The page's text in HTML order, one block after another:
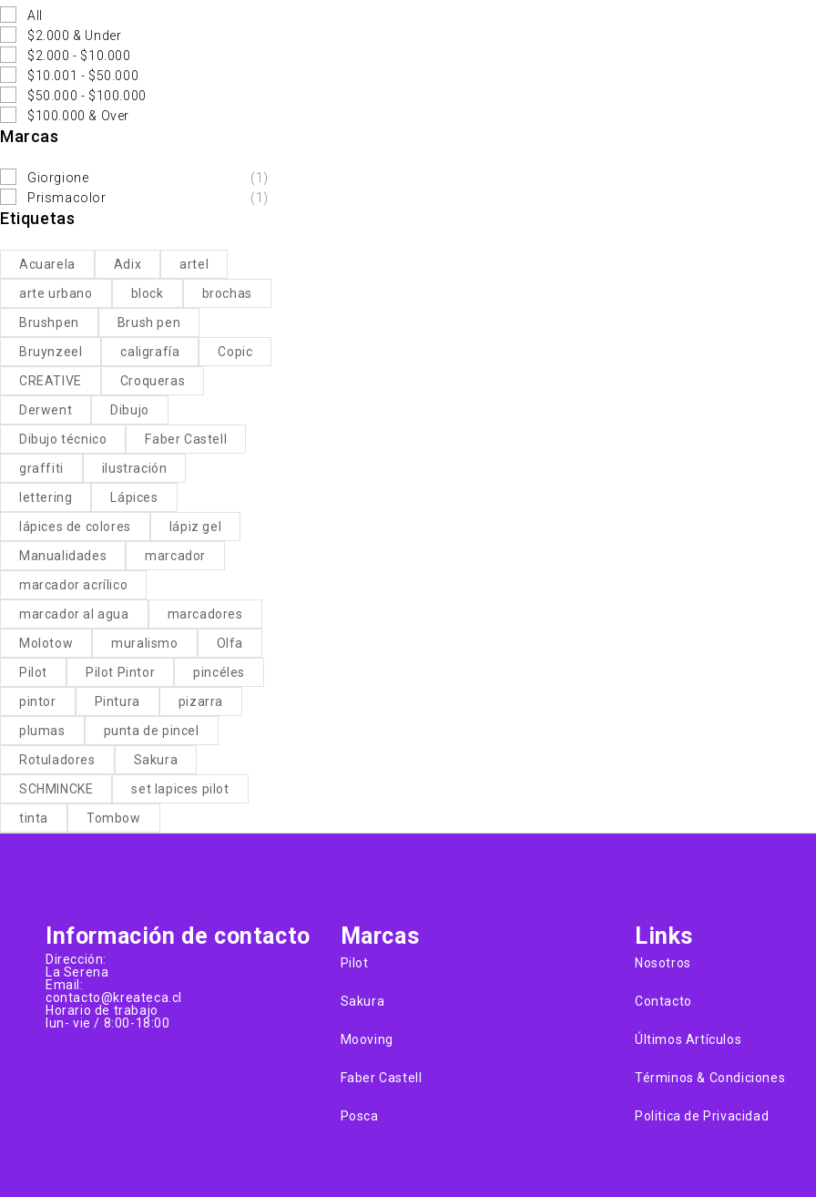
All
$2.000 & Under
$2.000 - $10.000
$10.001 - $50.000
$50.000 - $100.000
$100.000 & Over
Marcas
Giorgione
(1)
Prismacolor
(1)
Etiquetas
Acuarela Adix
artel
arte urbano
block
brochas
Brushpen
Brush pen
Bruynzeel
caligrafía
Copic
CREATIVE
Croqueras
Derwent
Dibujo
Dibujo técnico
Faber Castell
graffiti
ilustración
lettering
Lápices
lápices de colores
lápiz gel
Manualidades
marcador
marcador acrílico
marcador al agua
marcadores
Molotow
muralismo
Olfa
Pilot
Pilot Pintor
pincéles
pintor
Pintura
pizarra
plumas
punta de pincel
Rotuladores
Sakura
SCHMINCKE
set lapices pilot
tinta
Tombow
Información de contacto
Dirección:
La Serena
Email:
contacto@kreateca.cl
Horario de trabajo
lun- vie / 8:00-18:00
Marcas
Pilot
Sakura
Mooving
Faber Castell
Posca
Links
Nosotros
Contacto
Últimos Artículos
Términos & Condiciones
Politica de Privacidad